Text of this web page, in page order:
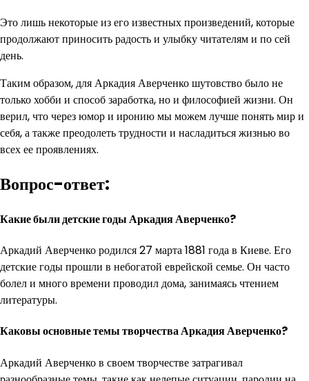
Это лишь некоторые из его известных произведений, которые
продолжают приносить радость и улыбку читателям и по сей
день.
Таким образом, для Аркадия Аверченко шутовство было не
только хобби и способ заработка, но и философией жизни. Он
верил, что через юмор и иронию мы можем лучше понять мир и
себя, а также преодолеть трудности и насладиться жизнью во
всех ее проявлениях.
Вопрос-ответ:
Какие были детские годы Аркадия Аверченко?
Аркадий Аверченко родился 27 марта 1881 года в Киеве. Его
детские годы прошли в небогатой еврейской семье. Он часто
болел и много времени проводил дома, занимаясь чтением
литературы.
Каковы основные темы творчества Аркадия Аверченко?
Аркадий Аверченко в своем творчестве затрагивал